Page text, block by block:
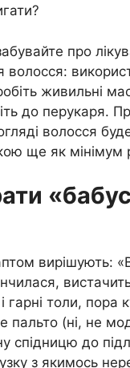
про
волосся:
живильні
до перукаря.
волосся
ще як мінімум
вирішують:
гарні толи, пора
пальто (ні, не
спідницю до
з якимось